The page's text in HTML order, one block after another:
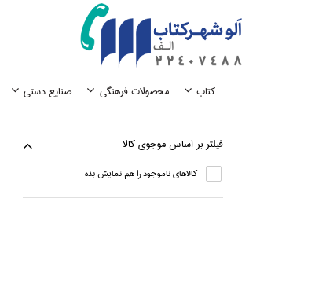
كتاب محصولات فرهنگي صنايع دستي
فيلتر بر اساس موجوي كالا
كالاهاي ناموجود را هم نمايش بده